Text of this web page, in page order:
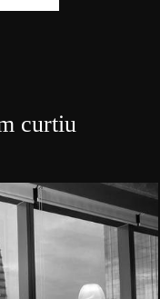
curtiu